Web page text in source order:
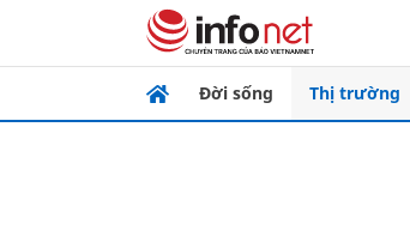
Đời sống Thị trường